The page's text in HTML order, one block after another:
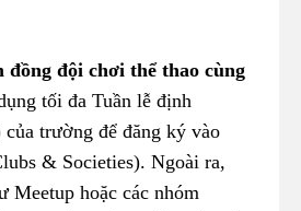
đồng đội chơi thể thao cùng
tối đa Tuần lễ định
trường để đăng ký vào
& Societies). Ngoài ra,
Meetup hoặc các nhóm